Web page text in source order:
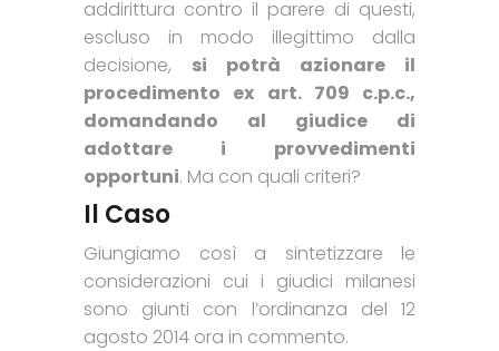
addirittura contro il parere di questi,
escluso in modo illegittimo dalla
decisione, si potrà azionare il
procedimento ex art. 709 c.p.c.,
domandando al giudice di
adottare i provvedimenti
opportuni. Ma con quali criteri?
Il Caso
Giungiamo così a sintetizzare le
considerazioni cui i giudici milanesi
sono giunti con l’ordinanza del 12
agosto 2014 ora in commento.